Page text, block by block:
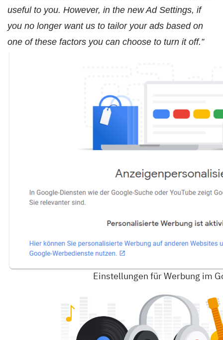
useful to you. However, in the new Ad Settings, if
you no longer want us to tailor your ads based on
one of these factors you can choose to turn it off.”
Einstellungen für Werbung im